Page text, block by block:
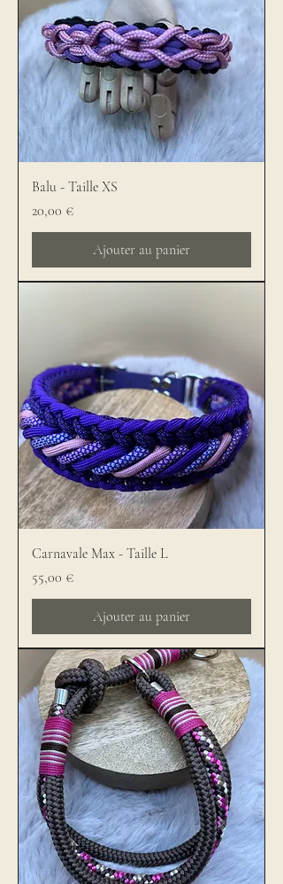
Balu - Taille XS
Prix
20,00 €
Ajouter au panier
Carnavale Max - Taille L
Prix
55,00 €
Ajouter au panier